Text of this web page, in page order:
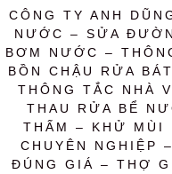
CÔNG TY ANH
NƯỚC – SỬA
BƠM NƯỚC –
BỒN CHẬU RỬA
THÔNG TẮC NHÀ
THAU RỬA BỂ
THẤM – KHỬ
CHUYÊN NGHIỆP
ĐÚNG GIÁ – THỢ